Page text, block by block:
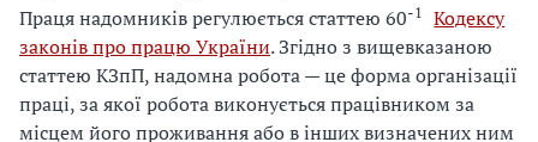
Праця надомників регулюється статтею 60-1 Кодексу
законів про працю України. Згідно з вищевказаною
статтею КЗпП, надомна робота — це форма організації
праці, за якої робота виконується працівником за
місцем його проживання або в інших визначених ним